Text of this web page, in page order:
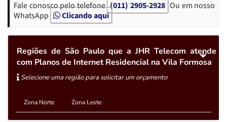
Fale conosco pelo telefone (011) 2905-2928 Ou em nosso
WhatsApp
Clicando aqui
Regiões de São Paulo que a JHR Telecom atende
com Planos de Internet Residencial na Vila Formosa
Selecione uma região para solicitar um orçamento
Zona Norte Zona Leste